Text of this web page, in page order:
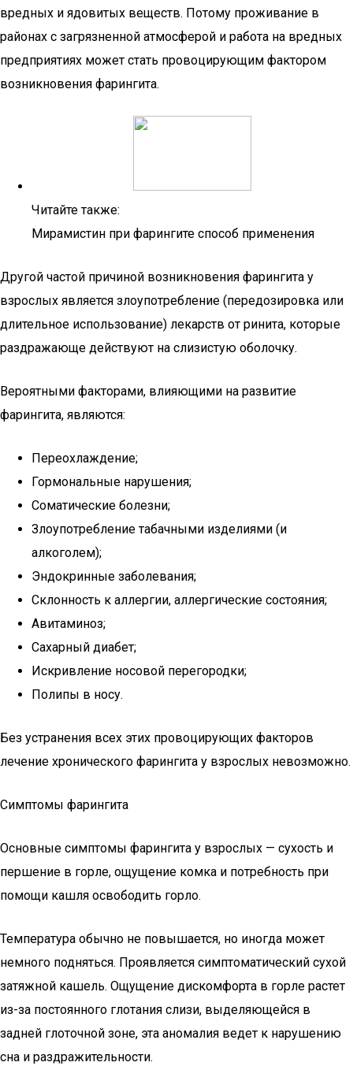
вредных и ядовитых веществ. Потому проживание в
районах с загрязненной атмосферой и работа на вредных
предприятиях может стать провоцирующим фактором
возникновения фарингита.
Читайте также:
Мирамистин при фарингите способ применения
Другой частой причиной возникновения фарингита у
взрослых является злоупотребление (передозировка или
длительное использование) лекарств от ринита, которые
раздражающе действуют на слизистую оболочку.
Вероятными факторами, влияющими на развитие
фарингита, являются:
Переохлаждение;
Гормональные нарушения;
Соматические болезни;
Злоупотребление табачными изделиями (и
алкоголем);
Эндокринные заболевания;
Склонность к аллергии, аллергические состояния;
Авитаминоз;
Сахарный диабет;
Искривление носовой перегородки;
Полипы в носу.
Без устранения всех этих провоцирующих факторов
лечение хронического фарингита у взрослых невозможно.
Симптомы фарингита
Основные симптомы фарингита у взрослых — сухость и
першение в горле, ощущение комка и потребность при
помощи кашля освободить горло.
Температура обычно не повышается, но иногда может
немного подняться. Проявляется симптоматический сухой
затяжной кашель. Ощущение дискомфорта в горле растет
из-за постоянного глотания слизи, выделяющейся в
задней глоточной зоне, эта аномалия ведет к нарушению
сна и раздражительности.